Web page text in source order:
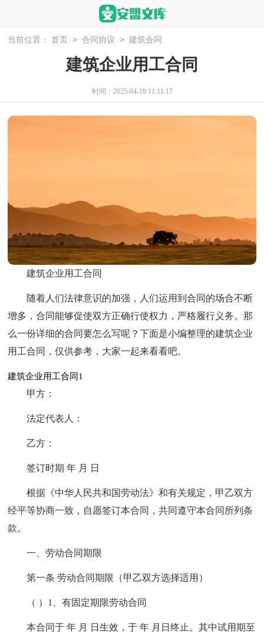
当前位置： 首页 > 合同协议 > 建筑合同
建筑企业用工合同
时间：2025-04-19 11:11:17
建筑企业用工合同
随着人们法律意识的加强，人们运用到合同的场合不断
增多，合同能够促使双方正确行使权力，严格履行义务。那
么一份详细的合同要怎么写呢？下面是小编整理的建筑企业
用工合同，仅供参考，大家一起来看看吧。
建筑企业用工合同1
甲方：
法定代表人：
乙方：
签订时期 年 月 日
根据《中华人民共和国劳动法》和有关规定，甲乙双方
经平等协商一致，自愿签订本合同，共同遵守本合同所列条
款。
一、劳动合同期限
第一条 劳动合同期限（甲乙双方选择适用）
（ ）1、有固定期限劳动合同
本合同于 年 月 日生效，于 年 月日终止。其中试用期至